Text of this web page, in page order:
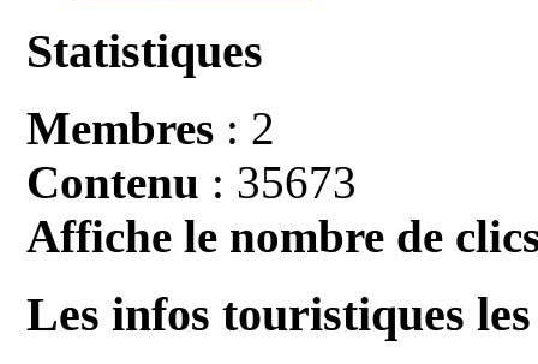
Statistiques
Membres : 2
Contenu : 35673
Affiche le nombre de
Les infos touristiques